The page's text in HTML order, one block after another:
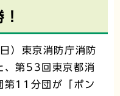
）東京消防庁消防
、第53回東京都消
第11分団が「ポン